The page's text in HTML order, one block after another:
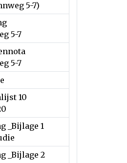
5-7)
5-7
5-7
10
_Bijlage 1
_Bijlage 2